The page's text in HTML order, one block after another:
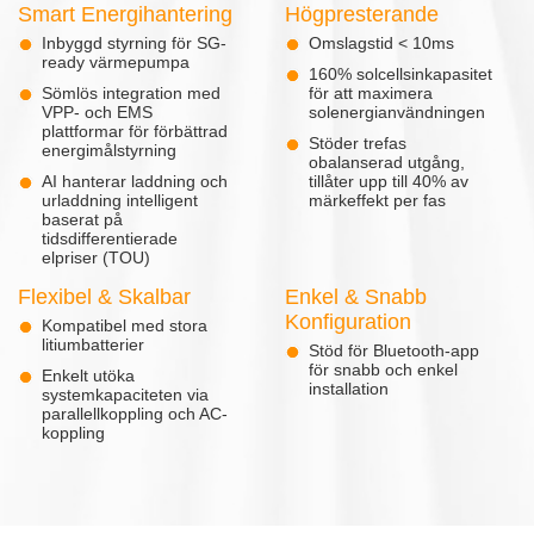
Smart Energihantering
Inbyggd styrning för SG-
ready värmepumpa
Sömlös integration med
VPP- och EMS
plattformar för förbättrad
energimålstyrning
AI hanterar laddning och
urladdning intelligent
baserat på
tidsdifferentierade
elpriser (TOU)
Högpresterande
Omslagstid < 10ms
160% solcellsinkapasitet
för att maximera
solenergianvändningen
Stöder trefas
obalanserad utgång,
tillåter upp till 40% av
märkeffekt per fas
Flexibel & Skalbar
Kompatibel med stora
litiumbatterier
Enkelt utöka
systemkapaciteten via
parallellkoppling och AC-
koppling
Enkel & Snabb
Konfiguration
Stöd för Bluetooth-app
för snabb och enkel
installation